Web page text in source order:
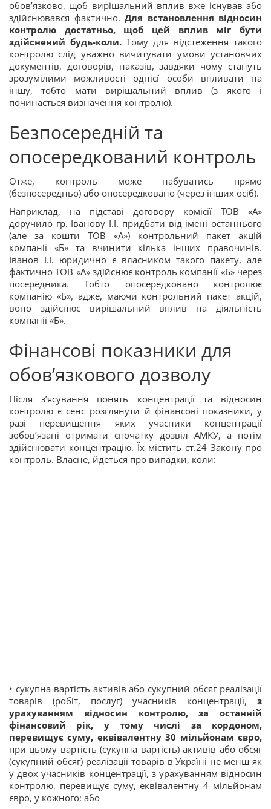
обов’язково, щоб вирішальний вплив вже існував або
здійснювався фактично. Для встановлення відносин
контролю достатньо, щоб цей вплив міг бути
здійснений будь-коли. Тому для відстеження такого
контролю слід уважно вичитувати умови установчих
документів, договорів, наказів, завдяки чому стануть
зрозумілими можливості однієї особи впливати на
іншу, тобто мати вирішальний вплив (з якого і
починається визначення контролю).
Безпосередній та
опосередкований контроль
Отже, контроль може набуватись прямо
(безпосередньо) або опосередковано (через інших осіб).
Наприклад, на підставі договору комісії ТОВ «А»
доручило гр. Іванову І.І. придбати від імені останнього
(але за кошти ТОВ «А») контрольний пакет акцій
компанії «Б» та вчинити кілька інших правочинів.
Іванов І.І. юридично є власником такого пакету, але
фактично ТОВ «А» здійснює контроль компанії «Б» через
посередника. Тобто опосередковано контролює
компанію «Б», адже, маючи контрольний пакет акцій,
воно здійснює вирішальний вплив на діяльність
компанії «Б».
Фінансові показники для
обов’язкового дозволу
Після з’ясування понять концентрації та відносин
контролю є сенс розглянути й фінансові показники, у
разі перевищення яких учасники концентрації
зобов’язані отримати спочатку дозвіл АМКУ, а потім
здійснювати концентрацію. Їх містить ст.24 Закону про
контроль. Власне, йдеться про випадки, коли:
• сукупна вартість активів або сукупний обсяг реалізації
товарів (робіт, послуг) учасників концентрації, з
урахуванням відносин контролю, за останній
фінансовий рік, у тому числі за кордоном,
перевищує суму, еквівалентну 30 мільйонам євро,
при цьому вартість (сукупна вартість) активів або обсяг
(сукупний обсяг) реалізації товарів в Україні не менш як
у двох учасників концентрації, з урахуванням відносин
контролю, перевищує суму, еквівалентну 4 мільйонам
євро, у кожного; або